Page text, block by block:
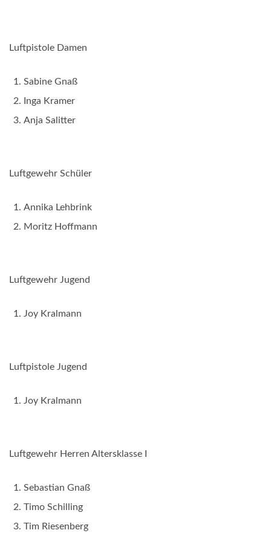
Luftpistole Damen
Sabine Gnaß
Inga Kramer
Anja Salitter
Luftgewehr Schüler
Annika Lehbrink
Moritz Hoffmann
Luftgewehr Jugend
Joy Kralmann
Luftpistole Jugend
Joy Kralmann
Luftgewehr Herren Altersklasse I
Sebastian Gnaß
Timo Schilling
Tim Riesenberg